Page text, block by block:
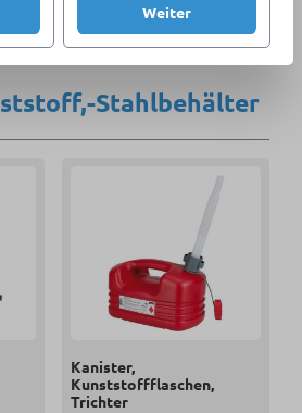
Weiter
Stahlbehälter
Kanister,
Kunststoffflaschen,
Trichter